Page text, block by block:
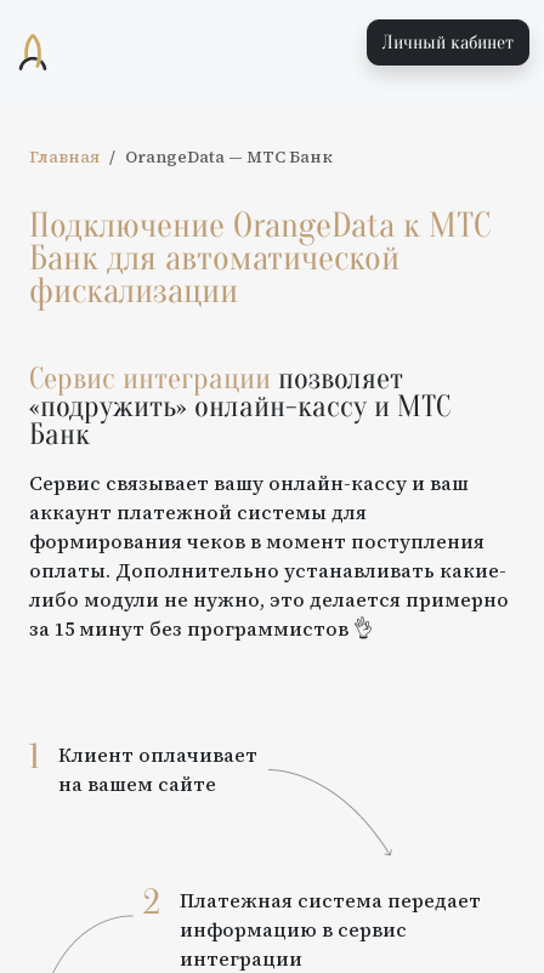
Личный кабинет
Главная OrangeData — МТС Банк
Подключение OrangeData к МТС
Банк для автоматической
фискализации
Сервис интеграции позволяет
«подружить» онлайн-кассу и МТС
Банк
Сервис связывает вашу онлайн-кассу и ваш
аккаунт платежной системы для
формирования чеков в момент поступления
оплаты. Дополнительно устанавливать какие-
либо модули не нужно, это делается примерно
за 15 минут без программистов 👌
1
Клиент оплачивает
на вашем сайте
2
Платежная система передает
информацию в сервис
интеграции